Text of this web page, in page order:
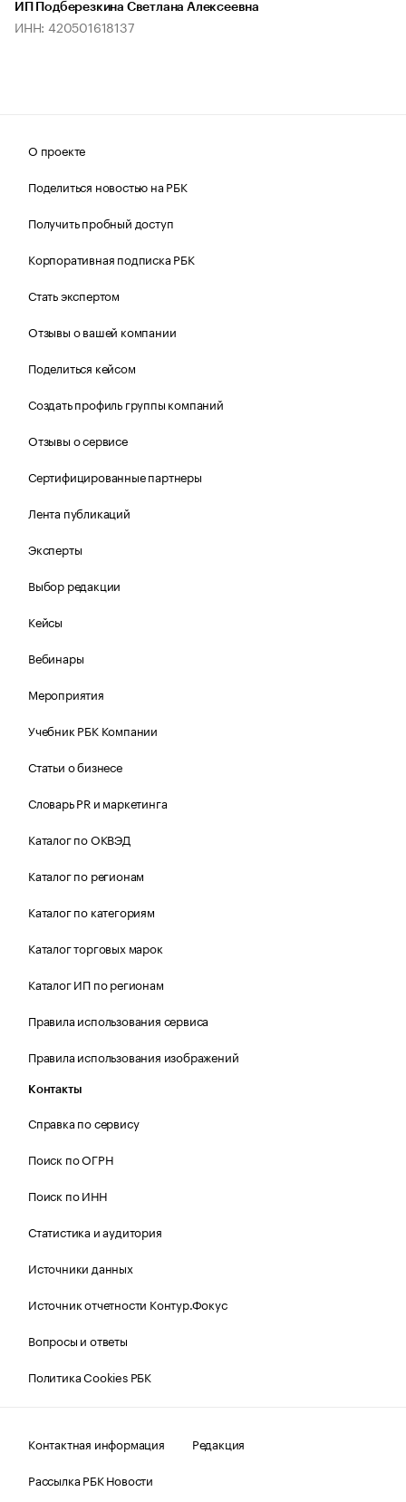
ИП Подберезкина Светлана Алексеевна
ИНН: 420501618137
О проекте
Поделиться новостью на РБК
Получить пробный доступ
Корпоративная подписка РБК
Стать экспертом
Отзывы о вашей компании
Поделиться кейсом
Создать профиль группы компаний
Отзывы о сервисе
Сертифицированные партнеры
Лента публикаций
Эксперты
Выбор редакции
Кейсы
Вебинары
Мероприятия
Учебник РБК Компании
Статьи о бизнесе
Словарь PR и маркетинга
Каталог по ОКВЭД
Каталог по регионам
Каталог по категориям
Каталог торговых марок
Каталог ИП по регионам
Правила использования сервиса
Правила использования изображений
Контакты
Справка по сервису
Поиск по ОГРН
Поиск по ИНН
Статистика и аудитория
Источники данных
Источник отчетности Контур.Фокус
Вопросы и ответы
Политика Cookies РБК
Контактная информация
Редакция
Рассылка РБК Новости